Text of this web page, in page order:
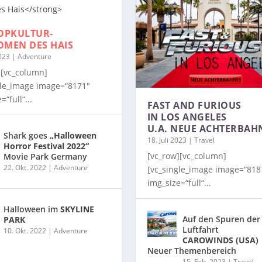
DES HAIS
| Adventure
image=“8171″
Shark goes „Halloween
Horror Festival 2022“
Movie Park Germany
22. Okt. 2022| Adventure
Halloween im SKYLINE
PARK
10. Okt. 2022| Adventure
FAST AND FURIOUS
IN LOS ANGELES
U.A. NEUE
18. Juli 2023 | Travel
[vc_row][vc_column]
[vc_single_image
img_size=“full“...
Auf den Spuren der
Luftfahrt
CAROWINDS (USA)
Neuer Themenbereich